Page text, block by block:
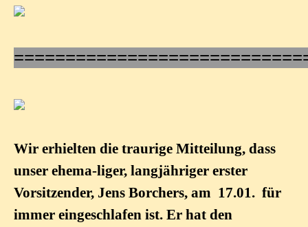
Wir erhielten die traurige Mitteilung, dass
unser ehema-liger, langjähriger erster
Vorsitzender, Jens Borchers, am 17.01. für
immer eingeschlafen ist. Er hat den